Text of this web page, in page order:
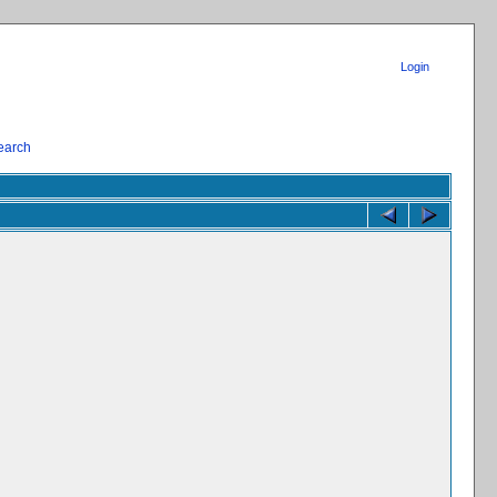
Login